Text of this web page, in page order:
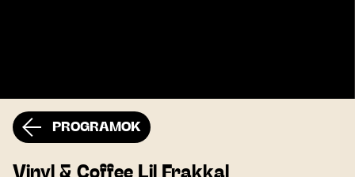
PROGRAMOK
Vinyl & Coffee Lil Frakkal